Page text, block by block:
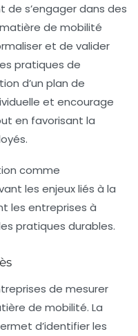
de s’engager dans des
de mobilité
et de valider
pratiques de
d’un plan de
et encourage
en favorisant la
comme
les enjeux liés à la
les entreprises à
pratiques durables.
de mesurer
de mobilité. La
d’identifier les